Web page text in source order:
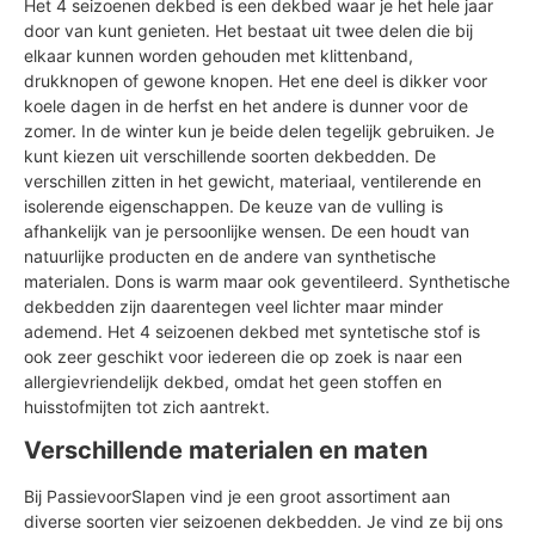
Het 4 seizoenen dekbed is een dekbed waar je het hele jaar
door van kunt genieten. Het bestaat uit twee delen die bij
elkaar kunnen worden gehouden met klittenband,
drukknopen of gewone knopen. Het ene deel is dikker voor
koele dagen in de herfst en het andere is dunner voor de
zomer. In de winter kun je beide delen tegelijk gebruiken. Je
kunt kiezen uit verschillende soorten dekbedden. De
verschillen zitten in het gewicht, materiaal, ventilerende en
isolerende eigenschappen. De keuze van de vulling is
afhankelijk van je persoonlijke wensen. De een houdt van
natuurlijke producten en de andere van synthetische
materialen. Dons is warm maar ook geventileerd. Synthetische
dekbedden zijn daarentegen veel lichter maar minder
ademend. Het 4 seizoenen dekbed met syntetische stof is
ook zeer geschikt voor iedereen die op zoek is naar een
allergievriendelijk dekbed, omdat het geen stoffen en
huisstofmijten tot zich aantrekt.
Verschillende materialen en maten
Bij PassievoorSlapen vind je een groot assortiment aan
diverse soorten vier seizoenen dekbedden. Je vind ze bij ons